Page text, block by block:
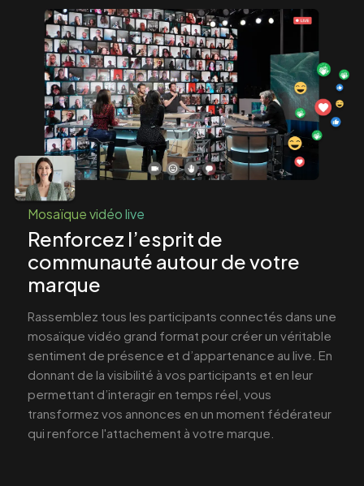
Mosaïque vidéo live
Renforcez l’esprit de
communauté autour de votre
marque
Rassemblez tous les participants connectés dans une
mosaïque vidéo grand format pour créer un véritable
sentiment de présence et d’appartenance au live. En
donnant de la visibilité à vos participants et en leur
permettant d’interagir en temps réel, vous
transformez vos annonces en un moment fédérateur
qui renforce l'attachement à votre marque.